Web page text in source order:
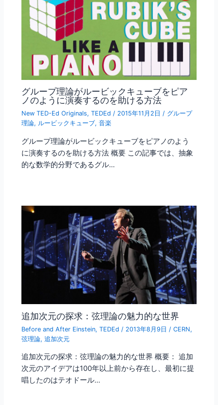
グループ理論がルービックキューブをピア
ノのように演奏するのを助ける方法
New TED-Ed Originals,TEDEd / 2015年11月2日/ グループ
理論, ルービックキューブ,音楽
グループ理論がルービックキューブをピアノのよう
に演奏するのを助ける方法 概要 この記事では、抽象
的な数学的分野であるグル…
追加次元の探求：弦理論の魅力的な世界
Before and After Einstein,TEDEd / 2013年8月9日 /CERN,
弦理論,追加次元
追加次元の探求：弦理論の魅力的な世界 概要： 追加
次元のアイデアは100年以上前から存在し、最初に提
唱したのはテオドール…